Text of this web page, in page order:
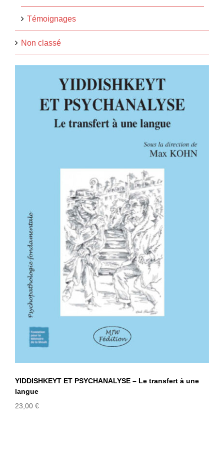
Témoignages
Non classé
YIDDISHKEYT ET PSYCHANALYSE –
Le transfert à une langue
YIDDISHKEYT ET PSYCHANALYSE – Le transfert à une
langue
23,00 €